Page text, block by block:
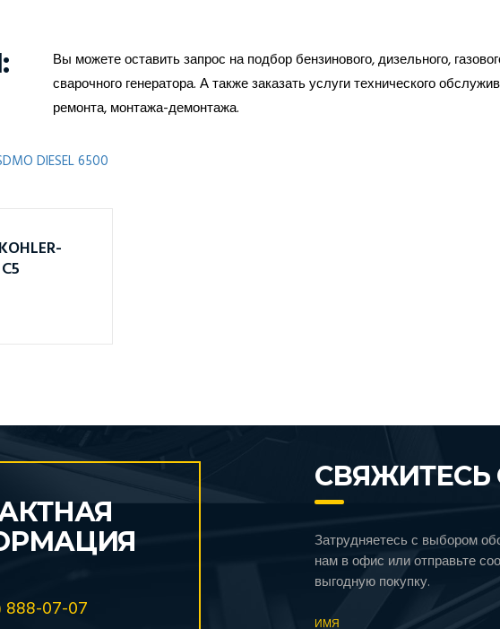
Вы можете оставить запрос на подбор бензинового, дизельного,
сварочного генератора. А также заказать услуги технического
ремонта, монтажа-демонтажа.
888-07-07
СВЯЖИТЕСЬ
Затрудняетесь с выбором
нам в офис или отправьте
выгодную покупку.
ИМЯ